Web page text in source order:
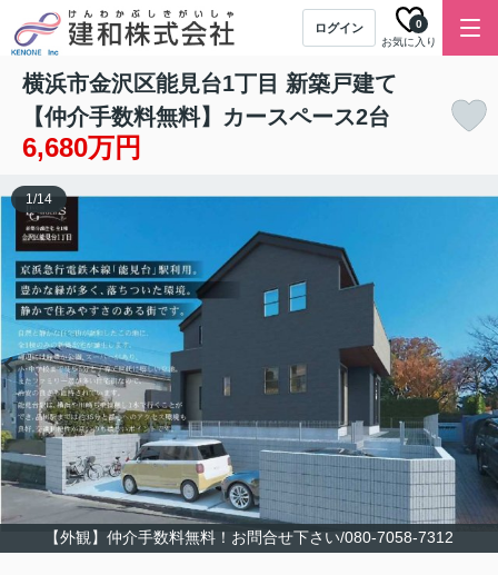
ログイン
お気に入り
0
横浜市金沢区能見台1丁目 新築戸建て
【仲介手数料無料】カースペース2台
6,680万円
【外観】仲介手数料無料！お問合せ下さい/080-7058-7312
1/14